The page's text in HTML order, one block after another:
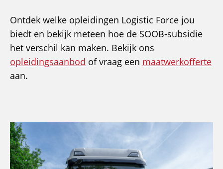
Ontdek welke opleidingen Logistic Force jou
biedt en bekijk meteen hoe de SOOB-subsidie
het verschil kan maken. Bekijk ons
opleidingsaanbod of vraag een maatwerkofferte
aan.